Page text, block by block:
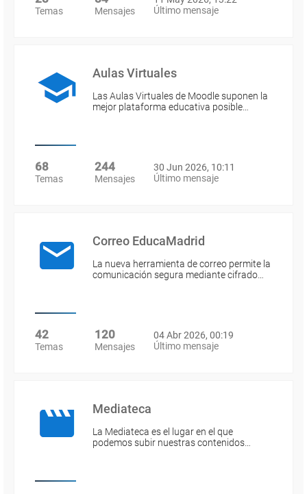
Temas Mensajes
Último mensaje
Aulas Virtuales
Las Aulas Virtuales de Moodle suponen la
mejor plataforma educativa posible…
68
Temas
244
Mensajes
30 Jun 2026, 10:11
Último mensaje
Correo EducaMadrid
La nueva herramienta de correo permite la
comunicación segura mediante cifrado…
42
Temas
120
Mensajes
04 Abr 2026, 00:19
Último mensaje
Mediateca
La Mediateca es el lugar en el que
podemos subir nuestras contenidos…